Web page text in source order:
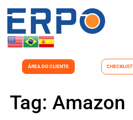
ÁREA DO CLIENTE CHECKLIST
Tag: Amazon